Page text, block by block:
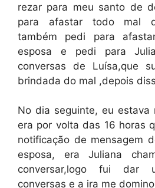
rezar para meu santo de
para afastar todo mal
também pedi para
esposa e pedi para
conversas de Luísa,que
brindada do mal ,depois
No dia seguinte, eu estava
era por volta das 16 horas
notificação de mensagem
esposa, era Juliana
conversar,logo fui dar
conversas e a ira me